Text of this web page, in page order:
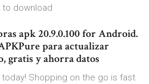
to download
apk 20.9.0.100 for Android.
para actualizar
gratis y ahorra datos
Shopping on the go is fast